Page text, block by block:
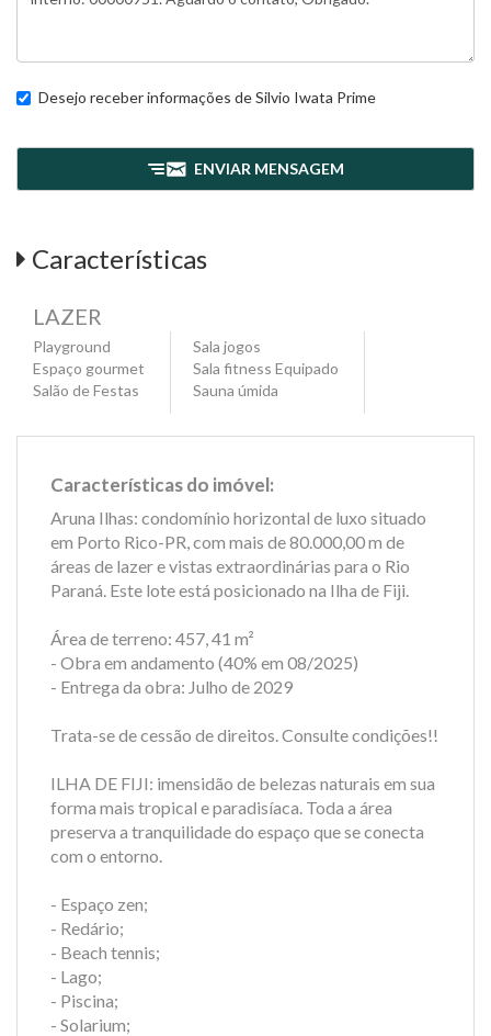
Desejo receber informações deSilvio Iwata Prime
ENVIAR MENSAGEM
Características
LAZER
Playground
Espaço gourmet
Salão de Festas
Sala jogos
Sala fitness Equipado
Sauna úmida
Características do imóvel:
Aruna Ilhas: condomínio horizontal de luxo situado
em Porto Rico-PR, com mais de 80.000,00 m de
áreas de lazer e vistas extraordinárias para o Rio
Paraná. Este lote está posicionado na Ilha de Fiji.
Área de terreno: 457, 41 m²
- Obra em andamento (40% em 08/2025)
- Entrega da obra: Julho de 2029
Trata-se de cessão de direitos. Consulte condições!!
ILHA DE FIJI: imensidão de belezas naturais em sua
forma mais tropical e paradisíaca. Toda a área
preserva a tranquilidade do espaço que se conecta
com o entorno.
- Espaço zen;
- Redário;
- Beach tennis;
- Lago;
- Piscina;
- Solarium;